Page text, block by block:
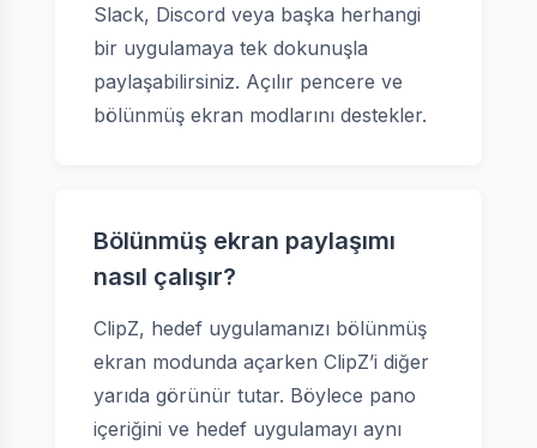
Slack, Discord veya başka herhangi
bir uygulamaya tek dokunuşla
paylaşabilirsiniz. Açılır pencere ve
bölünmüş ekran modlarını destekler.
Bölünmüş ekran paylaşımı
nasıl çalışır?
ClipZ, hedef uygulamanızı bölünmüş
ekran modunda açarken ClipZ’i diğer
yarıda görünür tutar. Böylece pano
içeriğini ve hedef uygulamayı aynı